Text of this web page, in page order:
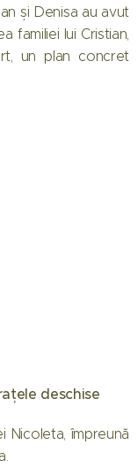
și Denisa au avut
familiei lui Cristian,
un plan concret
deschise
Nicoleta, împreună